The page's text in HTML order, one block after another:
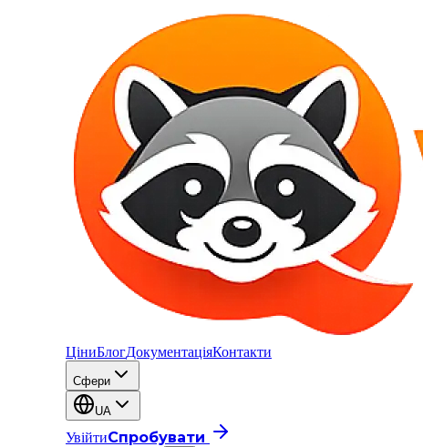
ЦіниБлогДокументаціяКонтакти
Сфери
UA
УвійтиСпробувати